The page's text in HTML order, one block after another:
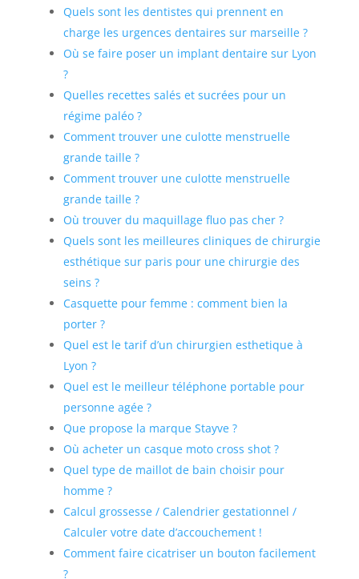
Quels sont les dentistes qui prennent en
charge les urgences dentaires sur marseille ?
Où se faire poser un implant dentaire sur Lyon
?
Quelles recettes salés et sucrées pour un
régime paléo ?
Comment trouver une culotte menstruelle
grande taille ?
Comment trouver une culotte menstruelle
grande taille ?
Où trouver du maquillage fluo pas cher ?
Quels sont les meilleures cliniques de chirurgie
esthétique sur paris pour une chirurgie des
seins ?
Casquette pour femme : comment bien la
porter ?
Quel est le tarif d’un chirurgien esthetique à
Lyon ?
Quel est le meilleur téléphone portable pour
personne agée ?
Que propose la marque Stayve ?
Où acheter un casque moto cross shot ?
Quel type de maillot de bain choisir pour
homme ?
Calcul grossesse / Calendrier gestationnel /
Calculer votre date d’accouchement !
Comment faire cicatriser un bouton facilement
?